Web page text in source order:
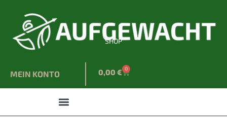
SHOP
MEIN KONTO 0,00 € 0